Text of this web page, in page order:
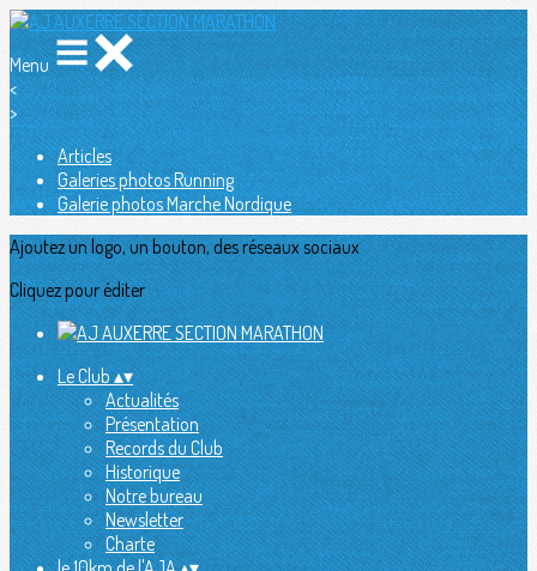
Menu
<
>
Articles
Galeries photos Running
Galerie photos Marche Nordique
Ajoutez un logo, un bouton, des réseaux sociaux
Cliquez pour éditer
Le Club▴▾
Actualités
Présentation
Records du Club
Historique
Notre bureau
Newsletter
Charte